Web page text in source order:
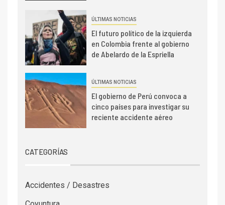
ÚLTIMAS NOTICIAS
El futuro político de la izquierda
en Colombia frente al gobierno
de Abelardo de la Espriella
ÚLTIMAS NOTICIAS
El gobierno de Perú convoca a
cinco países para investigar su
reciente accidente aéreo
CATEGORÍAS
Accidentes / Desastres